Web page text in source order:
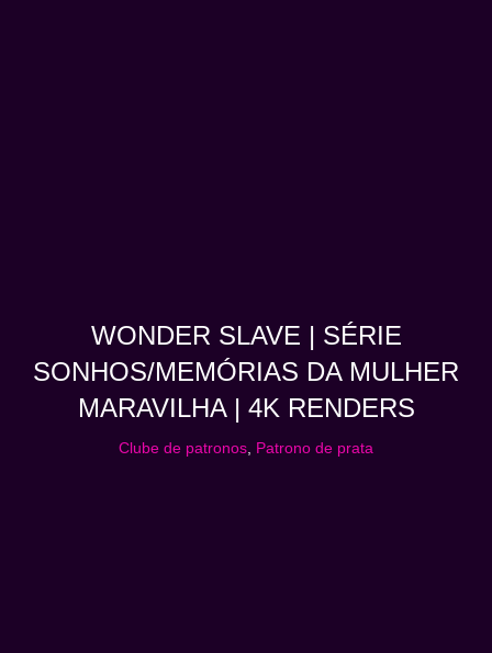
WONDER SLAVE | SÉRIE
SONHOS/MEMÓRIAS DA MULHER
MARAVILHA | 4K RENDERS
Clube de patronos Patrono de prata